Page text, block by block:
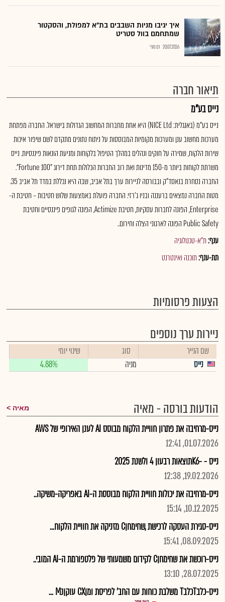
איך יגיבו מניות השבבים בת"א למפולת, והסקטור
שמתחמם בוול סטריט
20.07.2026 רם מורי
תיאור חברה
נייס בע"מ
נייס בע"מ (באנגלית: NICE Ltd) היא אחת מחברות המחשוב הגדולות בישראל. החברה מפתחת
מערכות מחשוב ענן ומערכות מקומיות המבוססות על ניתוח נתונים מתקדם לשם שיפור איכות
שירות הלקוח, שמירה על חוקים ונהלים במהלך הטיפול בלקוחות ומניעת הונאות פיננסיות. נייס
משרתת לקוחות ביותר מ-150 מדינות ואת רוב החברות הכלולות תחת דירוג "Fortune 100".
החברה נסחרת בנאסד"ק ובבורסה לניירות ערך בתל אביב, שבה היא נכללת במדד תל אביב 35.
מטות החברה נמצאים ברעננה ובניו ג'רזי. החברה פועלת באמצעות שלוש חטיבות – חטיבת ה-
Enterprise, הפונה לחברות עסקיות, חטיבת Actimize, הפונה לגופים פיננסיים וחטיבת
Public Safety הפונה לארגוני הצלה וחירום..
ענף:ת"א-טכנולוגיה
תת-ענף:תוכנה ואינטרנט
הצעות פרסומיות
ניירות ערך נוספים
שם הנייר סוג
שינוי יומי
נייס
מניה 4.88%
הודעות בורסה - מאיה מאיה
נייס-מרחיבה את פתרון חוויית הלקוח מבוסס AI לענן האירופי של AWS
01.07.2026, 12:41
נייס - -K6תוצאות רבעון 4 ולשנת 2025
19.02.2026, 12:38
נייס-מרחיבה את יכולות חוויית הלקוח מבוססת ה-AI באפריקה-משיקה..
10.12.2025, 15:14
נייס-סגירת העסקה לרכישת ,שחימחןC מזניקה את חוויית הלקוח...
08.09.2025, 15:41
נייס-רוכשת את שחימחןC לקידום משמעותי של פלטפורמת ה-AI המובי..
28.07.2025, 13:10
נייס-כלבTכלבT משלבת כוחות עם החב' לפריסת ומןCX עוקןנM ...